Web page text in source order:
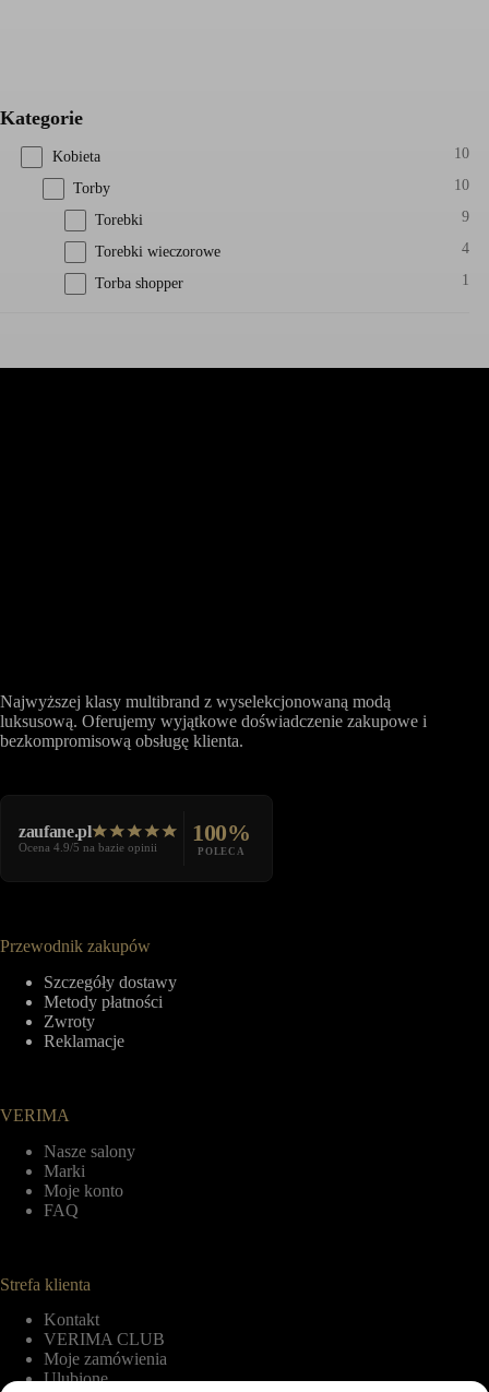
Kategorie
Kobieta 10
Torby 10
Torebki 9
Torebki wieczorowe 4
Torba shopper 1
Najwyższej klasy multibrand z wyselekcjonowaną modą
luksusową. Oferujemy wyjątkowe doświadczenie zakupowe i
bezkompromisową obsługę klienta.
zaufane.pl
Ocena 4.9/5 na bazie opinii
100%
POLECA
Przewodnik zakupów
Szczegóły dostawy
Metody płatności
Zwroty
Reklamacje
VERIMA
Nasze salony
Marki
Moje konto
FAQ
Strefa klienta
Kontakt
VERIMA CLUB
Moje zamówienia
Ulubione